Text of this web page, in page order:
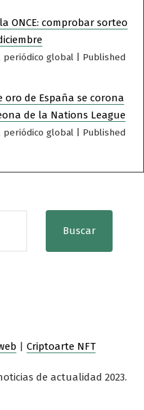
ONCE: comprobar sorteo
periódico global
Published
oro de España se corona
de la Nations League
periódico global
Published
Buscar
| Criptoarte NFT
de actualidad 2023.